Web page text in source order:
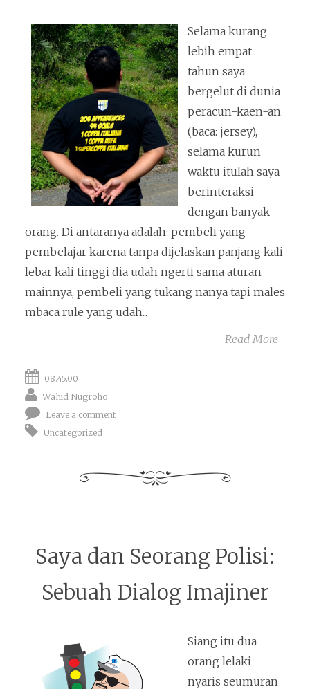
Selama kurang
lebih empat
tahun saya
bergelut di dunia
peracun-kaen-an
(baca: jersey),
selama kurun
waktu itulah saya
berinteraksi
dengan banyak
orang. Di antaranya adalah: pembeli yang
pembelajar karena tanpa dijelaskan panjang kali
lebar kali tinggi dia udah ngerti sama aturan
mainnya, pembeli yang tukang nanya tapi males
mbaca rule yang udah...
Read More
08.45.00
Wahid Nugroho
Leave a comment
Uncategorized
Saya dan Seorang Polisi:
Sebuah Dialog Imajiner
Siang itu dua
orang lelaki
nyaris seumuran